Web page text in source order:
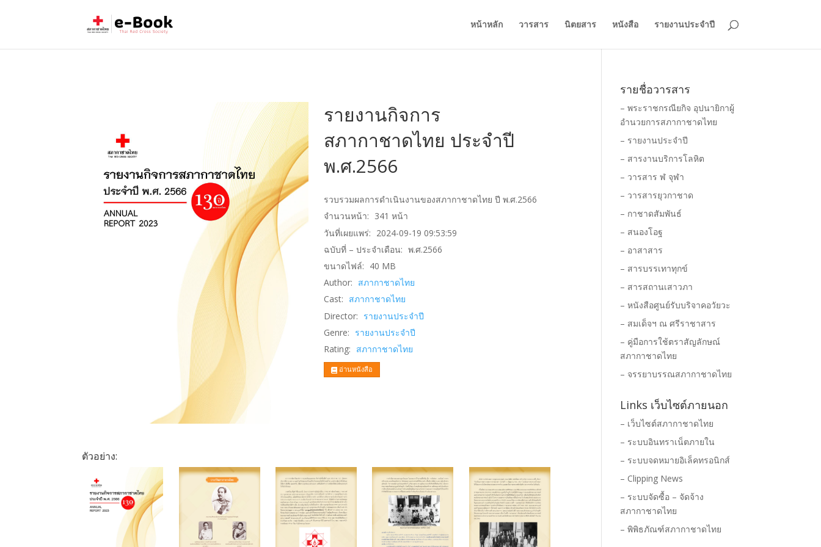
หน้าหลัก วารสาร นิตยสาร หนังสือ รายงานประจำปี
รายงานกิจการ
สภากาชาดไทย ประจำปี
พ.ศ.2566
รวบรวมผลการดำเนินงานของสภากาชาดไทย ปี พ.ศ.2566
จำนวนหน้า: 341หน้า
วันที่เผยแพร่: 2024-09-19 09:53:59
ฉบับที่ – ประจำเดือน: พ.ศ.2566
ขนาดไฟล์: 40 MB
Author: สภากาชาดไทย
Cast: สภากาชาดไทย
Director: รายงานประจำปี
Genre: รายงานประจำปี
Rating: สภากาชาดไทย
อ่านหนังสือ
ตัวอย่าง:
รายชื่อวารสาร
– พระราชกรณียกิจ อุปนายิกาผู้
อำนวยการสภากาชาดไทย
– รายงานประจำปี
– สารงานบริการโลหิต
– วารสาร ฬ จุฬา
– วารสารยุวกาชาด
– กาชาดสัมพันธ์
– สนองโอฐ
– อาสาสาร
– สารบรรเทาทุกข์
– สารสถานเสาวภา
– หนังสือศูนย์รับบริจาคอวัยวะ
– สมเด็จฯ ณ ศรีราชาสาร
– คู่มือการใช้ตราสัญลักษณ์
สภากาชาดไทย
– จรรยาบรรณสภากาชาดไทย
Links เว็บไซต์ภายนอก
– เว็บไซต์สภากาชาดไทย
– ระบบอินทราเน็ตภายใน
– ระบบจดหมายอิเล็คทรอนิกส์
– Clipping News
– ระบบจัดซื้อ – จัดจ้าง
สภากาชาดไทย
– พิพิธภัณฑ์สภากาชาดไทย